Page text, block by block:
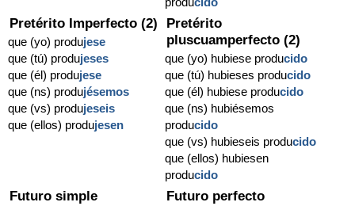
Pretérito Imperfecto (2)
que (yo) produjese
que (tú) produjeses
que (él) produjese
que (ns) produjésemos
que (vs) produjeseis
que (ellos) produjesen
Pretérito
pluscuamperfecto (2)
que (yo) hubiese producido
que (tú) hubieses producido
que (él) hubiese producido
que (ns) hubiésemos
producido
que (vs) hubieseis producido
que (ellos) hubiesen
producido
Futuro simple Futuro perfecto